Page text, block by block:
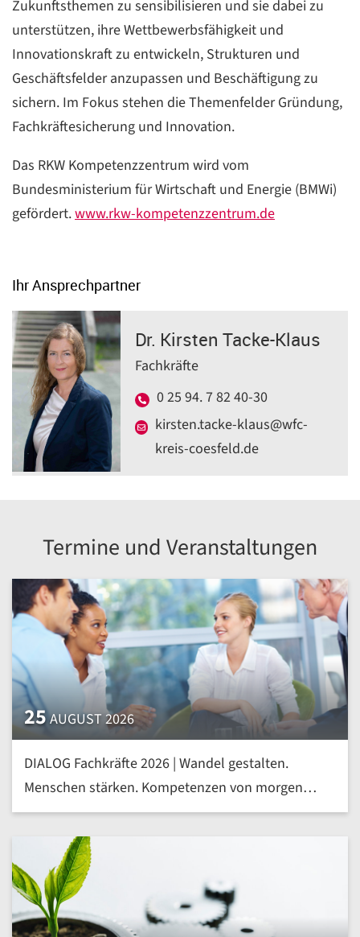
Zukunftsthemen zu sensibilisieren und sie dabei zu
unterstützen, ihre Wettbewerbsfähigkeit und
Innovationskraft zu entwickeln, Strukturen und
Geschäftsfelder anzupassen und Beschäftigung zu
sichern. Im Fokus stehen die Themenfelder Gründung,
Fachkräftesicherung und Innovation.
Das RKW Kompetenzzentrum wird vom
Bundesministerium für Wirtschaft und Energie (BMWi)
gefördert.www.rkw-kompetenzzentrum.de
Ihr Ansprechpartner
Dr. Kirsten Tacke-Klaus
Fachkräfte
0 25 94. 7 82 40-30
kirsten.tacke-klaus@wfc-
kreis-coesfeld.de
Termine und Veranstaltungen
25AUGUST 2026
DIALOG Fachkräfte 2026 | Wandel gestalten.
Menschen stärken. Kompetenzen von morgen
heute entwickeln | mehr »